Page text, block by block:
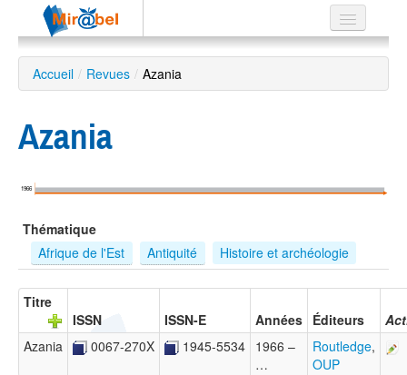
Le réseau
Soutien
Recherche
avancée
EN
ES
?
Accueil / Revues / Azania
Azania
1966
Thématique
Afrique de l'Est
Antiquité Histoire et archéologie
Titre
ISSN
ISSN-E Années Éditeurs
Azania
0067-270X 1945-5534 1966 –
…
Routledge,
OUP